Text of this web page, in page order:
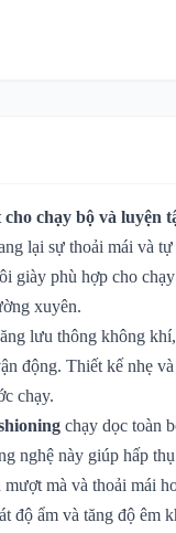
chạy bộ và luyện
lại sự thoải mái và
giày phù hợp cho
xuyên.
lưu thông không
động. Thiết kế nhẹ
chạy.
chạy dọc toàn
nghệ này giúp hấp
mà và thoải mái
độ ẩm và tăng độ êm